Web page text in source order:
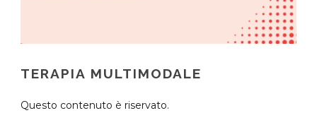
TERAPIA MULTIMODALE
Questo contenuto è riservato.